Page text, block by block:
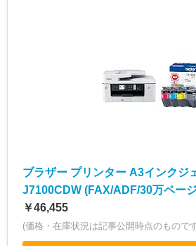
ブラザー プリンター A3インクジ
J7100CDW (FAX/ADF/30万ペー
￥46,455
(価格・在庫状況は記事公開時点のもので